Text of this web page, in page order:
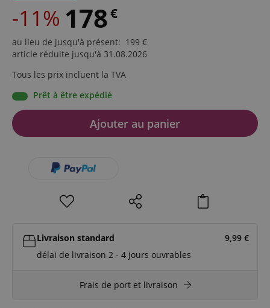
-11% 178€
au lieu de jusqu'à présent: 199 €
article réduite jusqu'à 31.08.2026
Tous les prix incluent la TVA
Prêt à être expédié
Ajouter au panier
Livraison standard 9,99 €
délai de livraison 2 - 4 jours ouvrables
Frais de port et livraison